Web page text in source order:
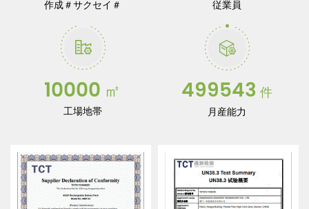
せいさん、品質検査、倉庫保管などの機能。すべての製品は
サードパーティのラボでテストされ、認定されています, 私た
ちも販売されている製品のために購入しました150万ドルのグ
ローバル製品責任保険。
長年にわたって，電小超はずっと中国に集中している、
たちは2023年6月には東莞に本社事務所を開設し、専門のエ
ネルギー貯蔵電池生産ラインを設立する.
作成＃サクセイ＃ 従業員
10000 ㎡
工場地帯
500000 件
月産能力